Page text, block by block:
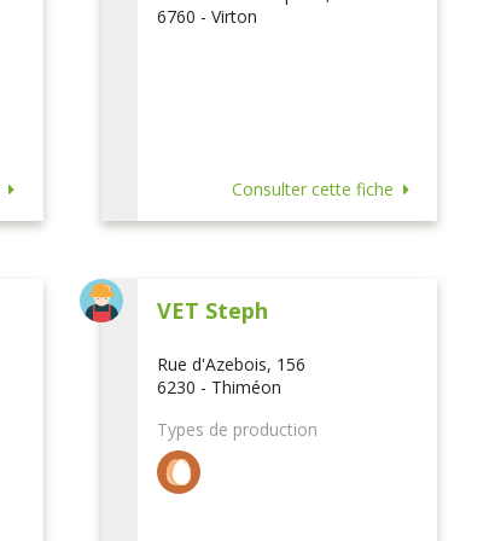
6760 - Virton
Consulter cette fiche
VET Steph
Rue d'Azebois, 156
6230 - Thiméon
Types de production